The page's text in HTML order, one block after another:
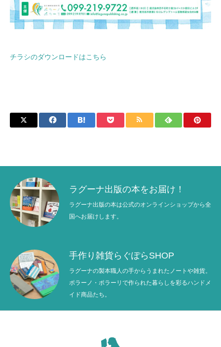
チラシのダウンロードはこちら
ラグーナ出版の本をお届け！
ラグーナ出版の本は公式のオンラインショップから全
国へお届けします。
手作り雑貨らぐぽらSHOP
ラグーナの製本職人の手からうまれたノートや雑貨。
ポラーノ・ポラーリで作られた暮らしを彩るハンドメ
イド商品たち。